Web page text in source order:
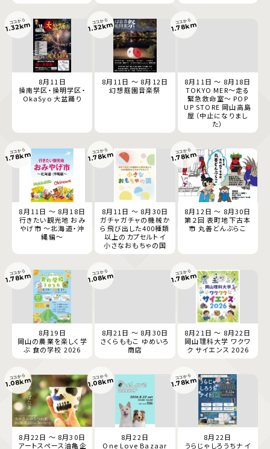
8月11日
操南学区・操明学区・
OkaSyo 大盆踊り
ココから
1.32km
8月11日 ～ 8月12日
幻想庭園音楽祭
ココから
1.32km
8月11日 ～ 8月18日
TOKYO MER～走る
緊急救命室～ POP
UP STORE 岡山高島
屋（中止になりまし
た）
ココから
1.78km
8月11日 ～ 8月18日
行きたい観光地 おみ
やげ市 ～北海道・沖
縄編～
ココから
1.78km
8月11日 ～ 8月30日
ガチャガチャの機械か
ら飛び出した400種類
以上のカプセルトイ
小さなおもちゃの国
ココから
1.78km
8月12日 ～ 8月30日
第２回 表町地下古本
市 丸善どんぶらこ
ココから
1.78km
8月19日
岡山の農業を楽しく学
ぶ 食の学校 2026
ココから
1.78km
8月21日 ～ 8月30日
さくらももこ ゆめいろ
商店
ココから
1.08km
8月21日 ～ 8月22日
岡山理科大学 ワクワ
ク サイエンス 2026
ココから
1.78km
8月22日 ～ 8月30日
アートスペース油亀企
ココから
1.08km
8月22日
One Love Bazaar
ココから
1.08km
8月22日
うらじゃしろうちナイ
ココから
1.78km